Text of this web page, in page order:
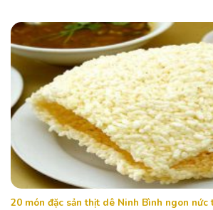
20 món đặc sản thịt dê Ninh Bình ngon nức